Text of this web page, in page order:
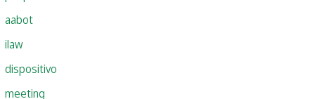
aabot
ilaw
dispositivo
meeting